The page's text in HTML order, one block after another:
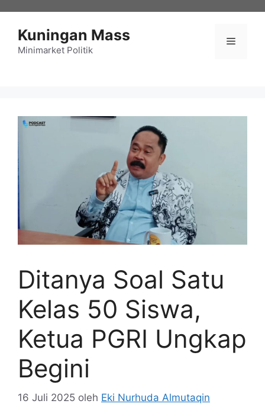
Kuningan Mass
Minimarket Politik
Menu
Ditanya Soal Satu
Kelas 50 Siswa,
Ketua PGRI Ungkap
Begini
16 Juli 2025 oleh Eki Nurhuda Almutaqin